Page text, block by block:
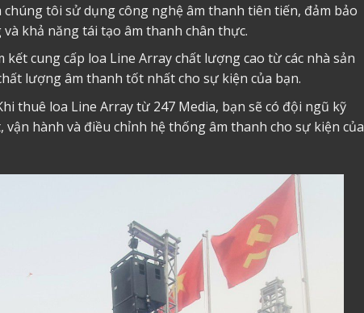
chúng tôi sử dụng công nghệ âm thanh tiên tiến, đảm bảo
khả năng tái tạo âm thanh chân thực.
cung cấp loa Line Array chất lượng cao từ các nhà sản
lượng âm thanh tốt nhất cho sự kiện của bạn.
thuê loa Line Array từ 247 Media, bạn sẽ có đội ngũ kỹ
hành và điều chỉnh hệ thống âm thanh cho sự kiện của